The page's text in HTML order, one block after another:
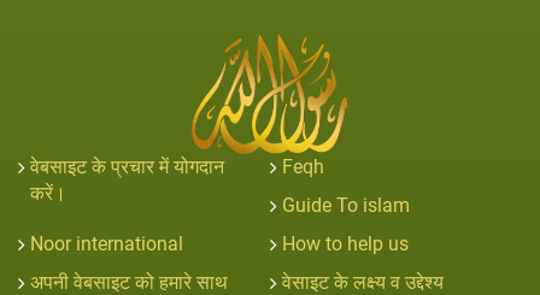
वेबसाइट के प्रचार में योगदान
करें।
Feqh
Guide To islam
Noor international
How to help us
अपनी वेबसाइट को हमारे साथ
वेसाइट के लक्ष्य व उद्देश्य